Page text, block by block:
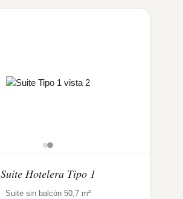
Suite Hotelera Tipo 1
Suite sin balcón 50,7 m²